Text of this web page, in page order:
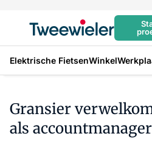
Elektrische FietsenWinkel
Gransier
als accountmanager